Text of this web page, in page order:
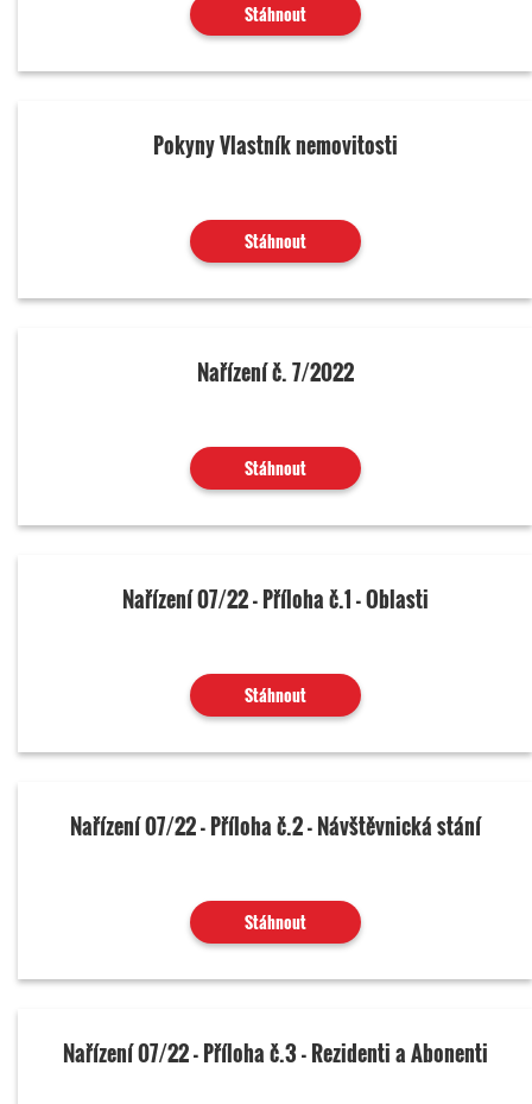
Stáhnout
Pokyny Vlastník nemovitosti
Stáhnout
Nařízení č. 7/2022
Stáhnout
Nařízení 07/22 - Příloha č.1 - Oblasti
Stáhnout
Nařízení 07/22 - Příloha č.2 - Návštěvnická stání
Stáhnout
Nařízení 07/22 - Příloha č.3 - Rezidenti a Abonenti